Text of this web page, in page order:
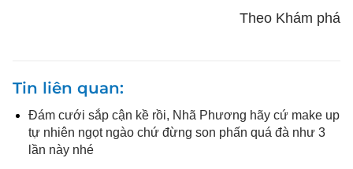
Theo Khám phá
Tin liên quan
Đám cưới sắp cận kề rồi, Nhã Phương hãy cứ make up
tự nhiên ngọt ngào chứ đừng son phấn quá đà như 3
lần này nhé